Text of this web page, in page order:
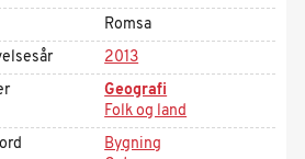
Romsa
2013
Geografi
Folk og land
Bygning